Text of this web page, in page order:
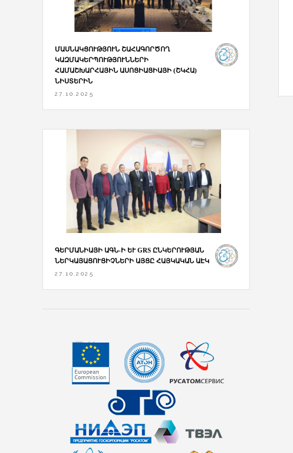
ՄԱՍՆԱԿՑՈՒԹՅՈՒՆ ՇԱՀԱԳՈՐԾՈՂ
ԿԱԶՄԱԿԵՐՊՈՒԹՅՈՒՆՆԵՐԻ
ՀԱՄԱՇԽԱՐՀԱՅԻՆ ԱՍՈՑԻԱՑԻԱՅԻ (ՇԿՀԱ)
ՆԻՍՏԵՐԻՆ
27.10.2025
ԳԵՐՄԱՆԻԱՅԻ ԱԳՆ-Ի ԵՒ GRS ԸՆԿԵՐՈՒԹՅԱՆ Ն
ԵՐԿԱՅԱՑՈՒՑԻՉՆԵՐԻ ԱՅՑԸ ՀԱՅԿԱԿԱՆ ԱԷԿ
27.10.2025